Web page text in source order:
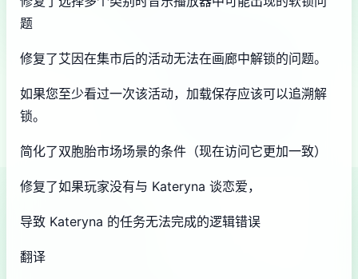
题
修复了艾因在集市后的活动无法在画廊中解锁的问题。
如果您至少看过一次该活动，加载保存应该可以追溯解
锁。
简化了双胞胎市场场景的条件（现在访问它更加一致）
修复了如果玩家没有与 Kateryna 谈恋爱，
导致 Kateryna 的任务无法完成的逻辑错误
翻译